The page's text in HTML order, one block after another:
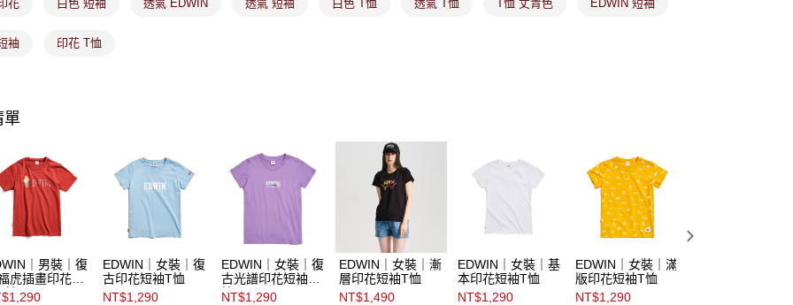
花 白色 短袖 透氣 EDWIN 透氣 短袖 白色 T恤 透氣 T恤 T恤 丈青色 EDWIN 短袖
袖 印花 T恤
單
｜男裝｜復
虎插畫印花短
恤
EDWIN｜女裝｜復
古印花短袖T恤
NT$1,290
EDWIN｜女裝｜復
古光譜印花短袖T
恤
NT$1,290
EDWIN｜女裝｜漸
層印花短袖T恤
NT$1,490
EDWIN｜女裝｜基
本印花短袖T恤
NT$1,290
EDWIN｜女裝｜滿
版印花短袖T恤
NT$1,290